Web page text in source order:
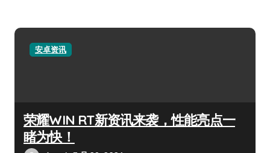
安卓资讯
荣耀WIN RT新资讯来袭，性能亮点一
睹为快！